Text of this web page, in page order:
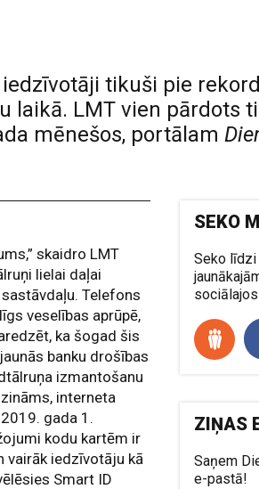
tikuši pie
laikā. LMT vien pārdots
mēnešos, portālam
skaidro LMT
lielai daļai
Telefons
veselības aprūpē,
ka šogad šis
banku drošības
izmantošanu
interneta
gada 1.
kodu kartēm ir
vairāk iedzīvotāju kā
Smart ID
SEKO
Seko līdzi
ZIŅAS
Saņem
e-pastā!